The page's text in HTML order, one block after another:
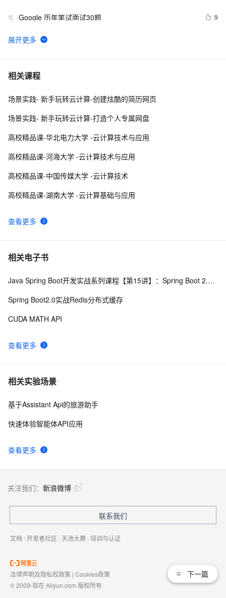
5 Google 历年笔试面试30题 9
6 [CTO札记]Google数字图书馆对中国版权的威胁
7 Google Earth Engine——NCEP/NCAR再分析项目是美
家大气研究中心（NCAR）全球气温数据集
8 【Google Play】2021 年 8 月之后的 APK 与 App
Vegetation Indices 16-Day Global 250m归一化植被指数
10Google 宣布将 Istio 商标转移给 Open Usage Commons
相关课程
查看更多
场景实践- 新手玩转云计算-创建炫酷的简历网页
场景实践- 新手玩转云计算-打造个人专属网盘
高校精品课-华北电力大学 -云计算技术与应用
高校精品课-河海大学 -云计算技术与应用
高校精品课-中国传媒大学 -云计算技术
高校精品课-湖南大学 -云计算基础与应用
相关电子书
查看更多
Java Spring Boot开发实战系列课程【第15讲】：Spring Boot 2.0 API与Spring REST Docs实战
Spring Boot2.0实战Redis分布式缓存
CUDA MATH API
相关实验场景
查看更多
基于Assistant Api的旅游助手
快速体验智能体API应用
下一篇
关注我们： 新浪微博
联系我们
文档 | 开发者社区 | 天池大赛 | 培训与认证
法律声明及隐私权政策 | Cookies政策
© 2009-现在 Aliyun.com 版权所有